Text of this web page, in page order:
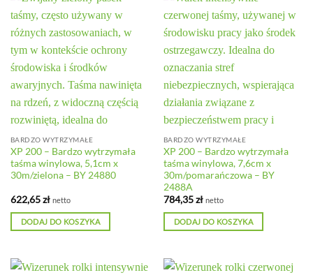
BARDZO WYTRZYMAŁE
XP 200 – Bardzo wytrzymała
taśma winylowa, 5,1cm x
30m/zielona – BY 24880
622,65zł netto
DODAJ DO KOSZYKA
BARDZO WYTRZYMAŁE
XP 200 – Bardzo wytrzymała
taśma winylowa, 7,6cm x
30m/pomarańczowa – BY
2488A
784,35zł netto
DODAJ DO KOSZYKA